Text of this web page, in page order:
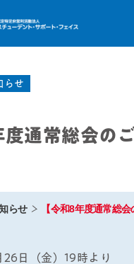
らせ
度通常総会の
らせ 【令和8年度通常総会
日（金）19時より